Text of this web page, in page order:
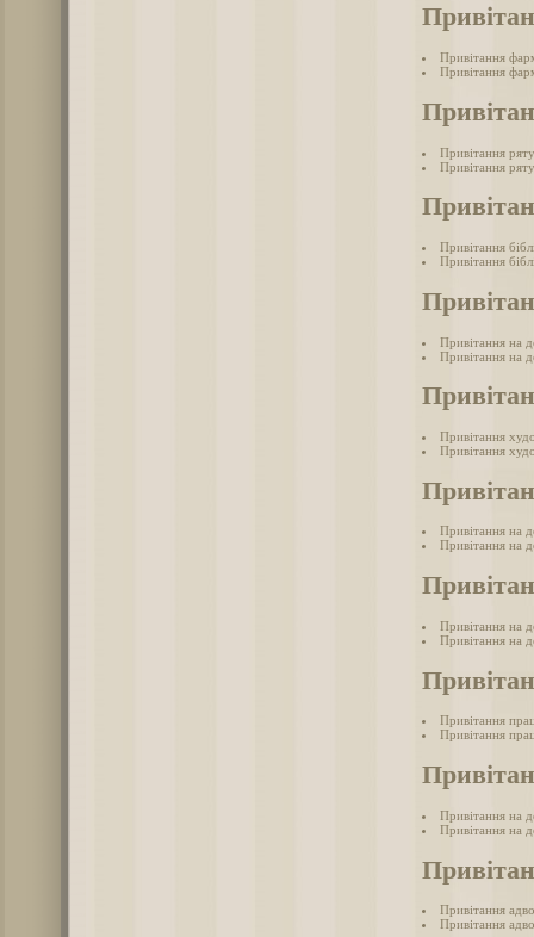
Привітання
Привітання
Привітання
Привітання
Привітання
Привітання
Привітання на
Привітання на
Привітання
Привітання
Привітання на
Привітання на
Привітання на
Привітання на
Привітання
Привітання
Привітання на
Привітання на
Привітання
Привітання